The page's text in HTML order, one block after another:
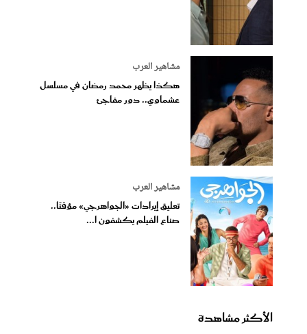
مشاهير العرب
هكذا يظهر محمد رمضان في مسلسل
عشماوي.. دور مفاجئ
مشاهير العرب
تعليق إيرادات «الجواهرجي» مؤقتًا..
صناع الفيلم يكشفون ا...
الأكثر مشاهدة